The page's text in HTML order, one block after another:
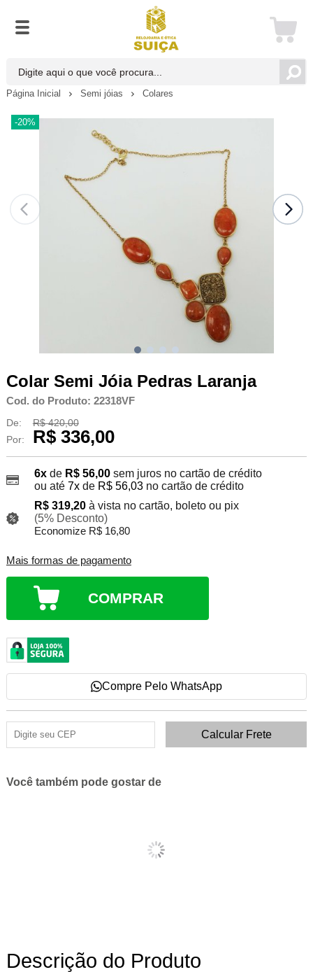
Página Inicial Semi jóias Colares
-20%
Colar Semi Jóia Pedras Laranja
Cod. do Produto: 22318VF
De:
R$ 420,00
Por:
R$ 336,00
6xde R$ 56,00 sem juros no cartão de crédito
ou até 7xde R$ 56,03no cartão de crédito
R$ 319,20 à vista no cartão, boleto ou pix
(5% Desconto)
Economize R$ 16,80
Mais formas de pagamento
COMPRAR
Compre Pelo WhatsApp
Você também pode gostar de
Descrição do Produto